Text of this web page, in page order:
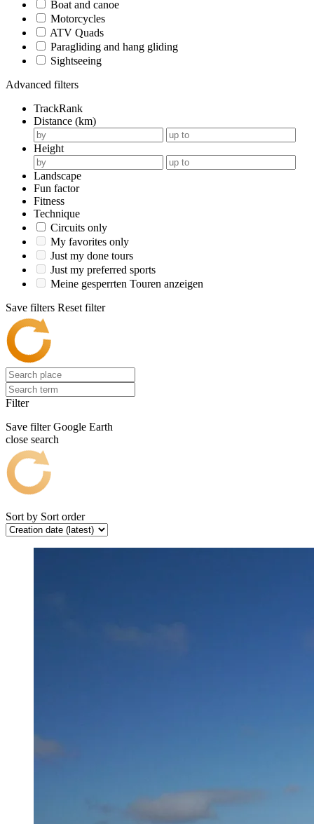
Boat and canoe
Motorcycles
ATV Quads
Paragliding and hang gliding
Sightseeing
Advanced filters
TrackRank
Distance (km)
Height
Landscape
Fun factor
Fitness
Technique
Circuits only
My favorites only
Just my done tours
Just my preferred sports
Meine gesperrten Touren anzeigen
Save filters Reset filter
Filter
Save filter Google Earth
close search
Sort by Sort order